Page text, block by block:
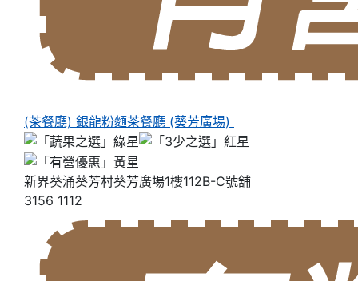
(茶餐廳) 銀龍粉麵茶餐廳 (葵芳廣場)
新界葵涌葵芳村葵芳廣場1樓112B-C號舖
3156 1112